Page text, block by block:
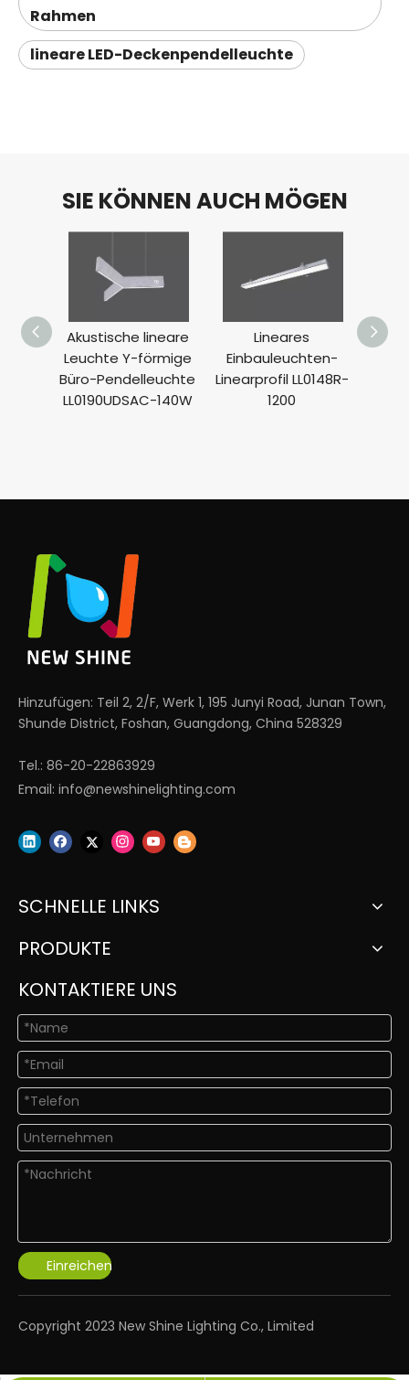
Rahmen
lineare LED-Deckenpendelleuchte
SIE KÖNNEN AUCH MÖGEN
Akustische lineare
Leuchte Y-förmige
Büro-Pendelleuchte
LL0190UDSAC-140W
Lineares
Einbauleuchten-
Linearprofil LL0148R-
1200
Hinzufügen: Teil 2, 2/F, Werk 1, 195 Junyi Road, Junan Town,
Shunde District, Foshan, Guangdong, China 528329
Tel.: 86-20-22863929
Email: info@newshinelighting.com
SCHNELLE LINKS
PRODUKTE
KONTAKTIERE UNS
Einreichen
​Copyright 2023 New Shine Lighting Co., Limited